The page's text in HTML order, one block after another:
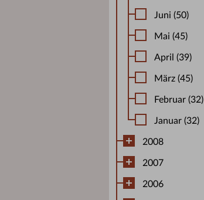
Juni (50)
Mai (45)
April (39)
März (45)
Februar (32)
Januar (32)
2008
2007
2006